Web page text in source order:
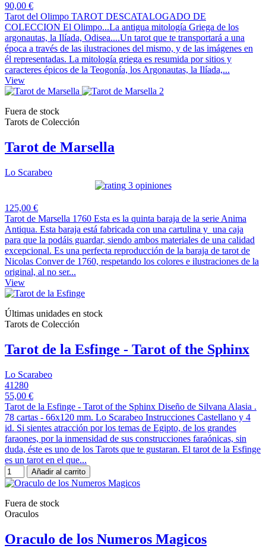
90,00 €
Tarot del Olimpo TAROT DESCATALOGADO DE
COLECCION El Olimpo...La antigua mitología Griega de los
argonautas, la Ilíada, Odisea....Un tarot que te transportará a una
época a través de las ilustraciones del mismo, y de las imágenes en
él representadas. La mitología griega es resumida por sitios y
caracteres épicos de la Teogonía, los Argonautas, la Ilíada,...
View
Fuera de stock
Tarots de Colección
Tarot de Marsella
Lo Scarabeo
3 opiniones
125,00 €
Tarot de Marsella 1760 Esta es la quinta baraja de la serie Anima
Antiqua. Esta baraja está fabricada con una cartulina y una caja
para que la podáis guardar, siendo ambos materiales de una calidad
excepcional. Es una perfecta reproducción de la baraja de tarot de
Nicolas Conver de 1760, respetando los colores e ilustraciones de la
original, al no ser...
View
Últimas unidades en stock
Tarots de Colección
Tarot de la Esfinge - Tarot of the Sphinx
Lo Scarabeo
41280
55,00 €
Tarot de la Esfinge - Tarot of the Sphinx Diseño de Silvana Alasia .
78 cartas - 66x120 mm. Lo Scarabeo Instrucciones Castellano y 4
id. Si sientes atracción por los temas de Egipto, de los grandes
faraones, por la inmensidad de sus construcciones faraónicas, sin
duda, éste es uno de los Tarots que te gustaran. El tarot de la Esfinge
es un tarot en el que...
Añadir al carrito
Fuera de stock
Oraculos
Oraculo de los Numeros Magicos